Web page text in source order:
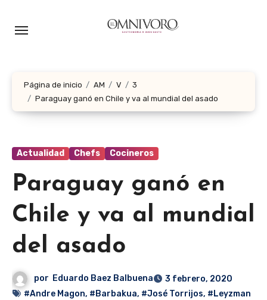
Página de inicio AM V
3
Paraguay ganó en Chile y va al mundial del asado
Actualidad Chefs Cocineros
Paraguay ganó en
Chile y va al mundial
del asado
por Eduardo Baez Balbuena
3 febrero, 2020
#Andre Magon, #Barbakua, #José Torrijos, #Leyzman